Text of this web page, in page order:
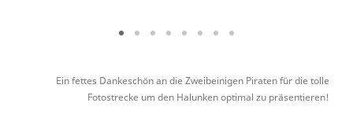
Ein fettes Dankeschön an die Zweibeinigen Piraten für die tolle
Fotostrecke um den Halunken optimal zu präsentieren!